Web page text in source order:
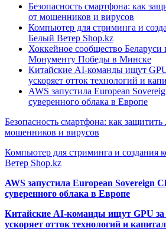
Безопасность смартфона: как
от мошенников и вирусов
Компьютер для стриминга и
Белый Ветер Shop.kz
Хоккейное сообщество
Монументу Победы в Минске
Китайские AI-команды ищут
ускоряет отток технологий и
AWS запустила European
суверенного облака в Европе
Безопасность смартфона: как
мошенников и вирусов
Компьютер для стриминга и создания
Ветер Shop.kz
AWS запустила European Sovereign
суверенного облака в Европе
Китайские AI-команды ищут GPU
ускоряет отток технологий и